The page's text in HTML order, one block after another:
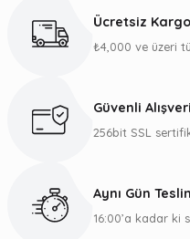
Görüş ve önerileriniz için
Ürün bilgilerinde hatalar
Ücretsiz Kargo
₺4,000 ve üzeri
Güvenli
256bit SSL
Aynı Gün
16:00’a kadar ki